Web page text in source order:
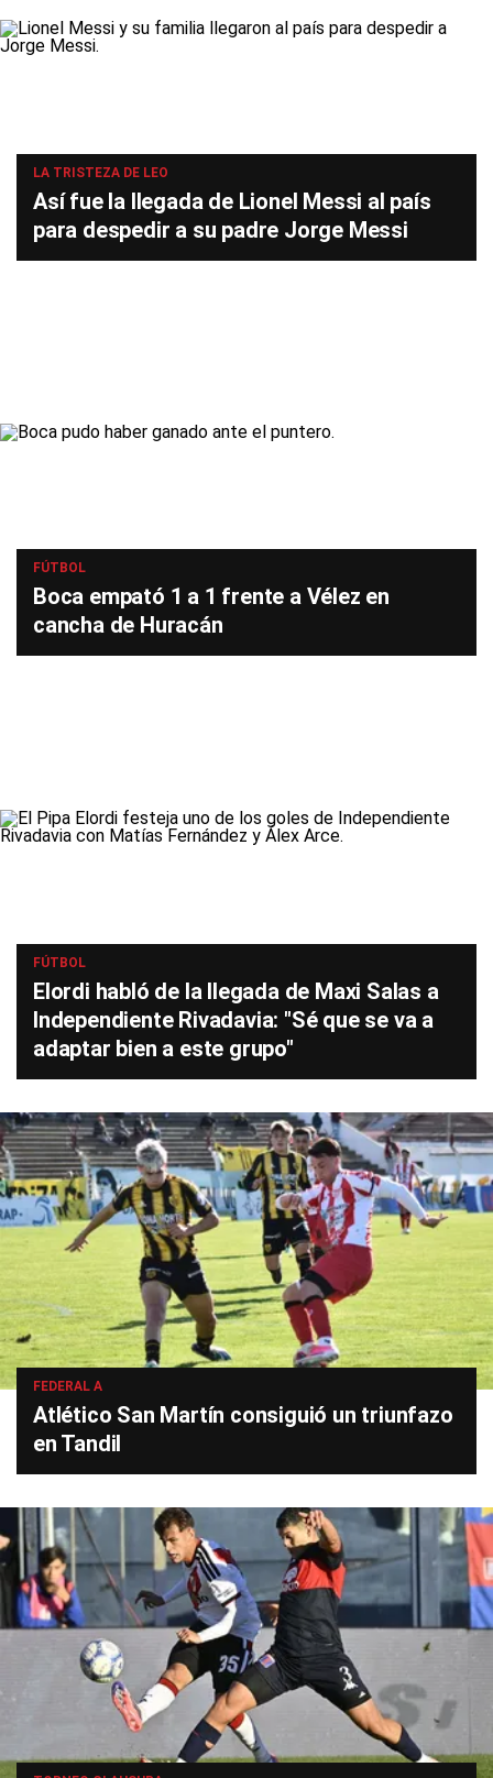
LA TRISTEZA DE LEO
Así fue la llegada de Lionel Messi al país
para despedir a su padre Jorge Messi
FÚTBOL
Boca empató 1 a 1 frente a Vélez en
cancha de Huracán
FÚTBOL
Elordi habló de la llegada de Maxi Salas a
Independiente Rivadavia: "Sé que se va a
adaptar bien a este grupo"
FEDERAL A
Atlético San Martín consiguió un triunfazo
en Tandil